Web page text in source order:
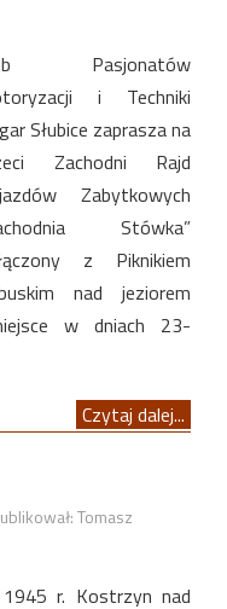
Pasjonatów
i Techniki
Słubice zaprasza na
Zachodni Rajd
Zabytkowych
Stówka”
z Piknikiem
nad jeziorem
w dniach 23-
Czytaj dalej...
Tomasz
r. Kostrzyn nad